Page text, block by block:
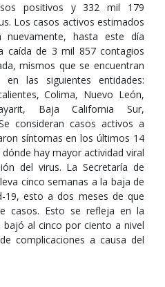
positivos y 332 mil 179
Los casos activos estimados
nuevamente, hasta este día
caída de 3 mil 857 contagios
mismos que se encuentran
las siguientes entidades:
Colima, Nuevo León,
Baja California Sur,
consideran casos activos a
síntomas en los últimos 14
hay mayor actividad viral
del virus. La Secretaría de
cinco semanas a la baja de
19, esto a dos meses de que
casos. Esto se refleja en la
al cinco por ciento a nivel
complicaciones a causa del